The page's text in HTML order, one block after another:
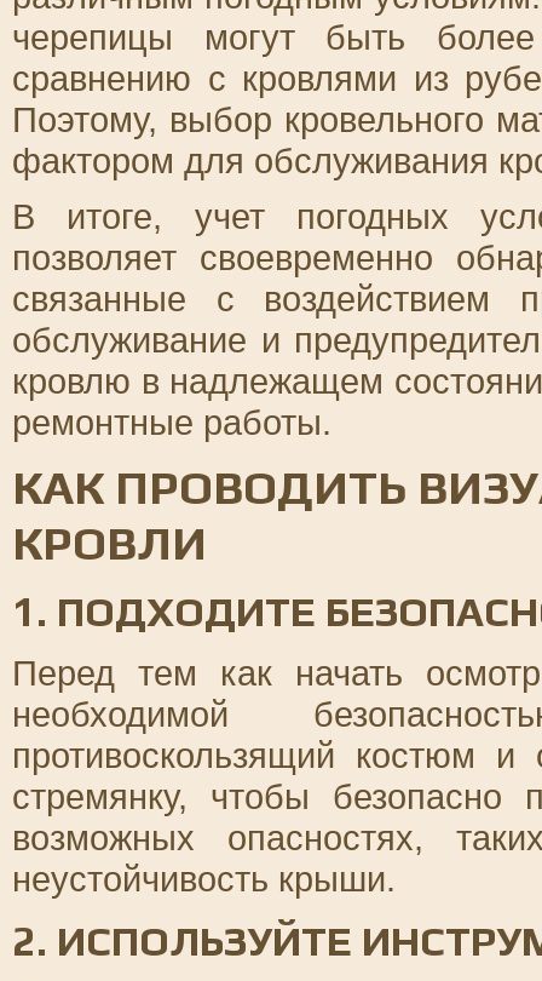
черепицы могут быть
сравнению с кровлями из
Поэтому, выбор кровельного
фактором для обслуживания
В итоге, учет погодных
позволяет своевременно
связанные с воздействием
обслуживание и
кровлю в надлежащем
ремонтные работы.
КАК ПРОВОДИТЬ
КРОВЛИ
1. ПОДХОДИТЕ
Перед тем как начать
необходимой
противоскользящий костюм и
стремянку, чтобы
возможных опасностях,
неустойчивость крыши.
2. ИСПОЛЬЗУЙТЕ